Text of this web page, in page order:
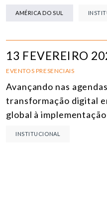
AMÉRICA DO SUL
13 FEVEREIRO
EVENTOS PRESENCIAIS
Avançando nas
transformação digital
global à
INSTITUCIONAL